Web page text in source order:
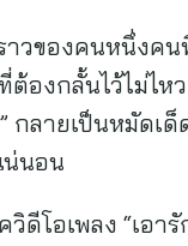
ราวของคนหนึ่งค
องกลั้นไว้ไม่ไห
กลายเป็นหมัด
น่นอน
ดีโอเพลง “เอา